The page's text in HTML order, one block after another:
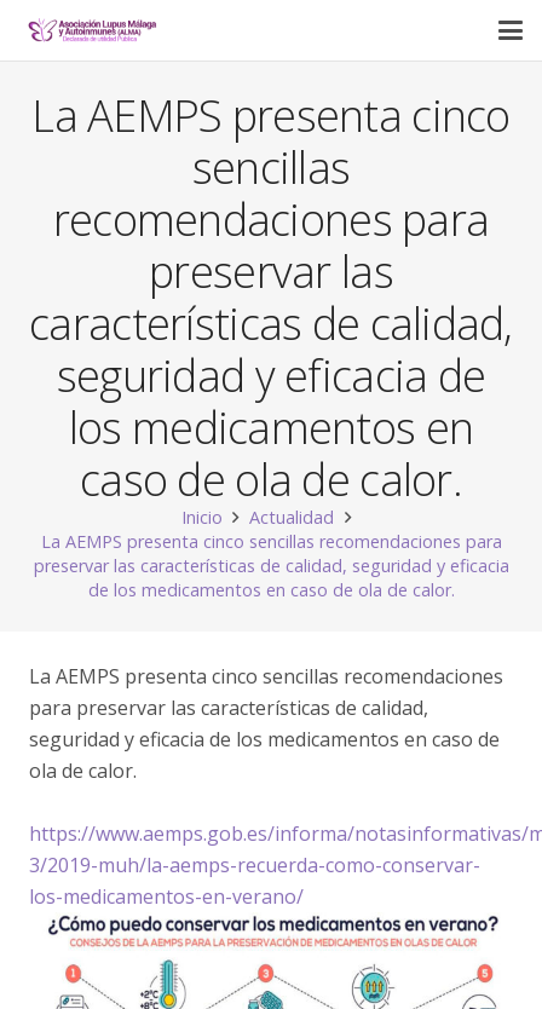
La AEMPS presenta cinco
sencillas
recomendaciones para
preservar las
características de calidad,
seguridad y eficacia de
los medicamentos en
caso de ola de calor.
Inicio
Actualidad
La AEMPS presenta cinco sencillas recomendaciones para
preservar las características de calidad, seguridad y eficacia
de los medicamentos en caso de ola de calor.
La AEMPS presenta cinco sencillas recomendaciones
para preservar las características de calidad,
seguridad y eficacia de los medicamentos en caso de
ola de calor.
https://www.aemps.gob.es/informa/notasinformativas/
3/2019-muh/la-aemps-recuerda-como-conservar-
los-medicamentos-en-verano/